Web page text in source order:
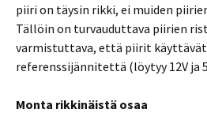
piiri on täysin rikki, ei muiden
Tällöin on turvauduttava piirien
varmistuttava, että piirit käyttävät
referenssijännitettä (löytyy 12V ja
Monta rikkinäistä osaa